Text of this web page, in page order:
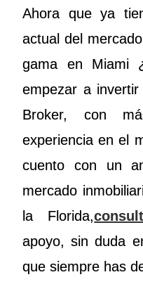
Ahora que ya
actual del
gama en Miami
empezar a
Broker, con
experiencia en el
cuento con un
mercado
la Florida,
apoyo, sin duda
que siempre has